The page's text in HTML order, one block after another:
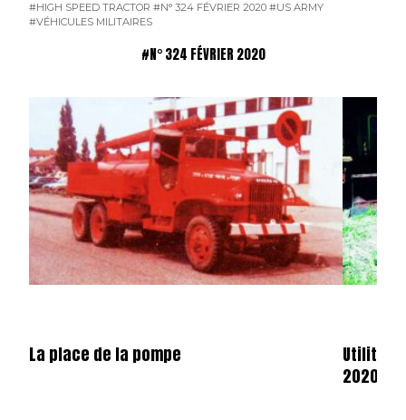
#HIGH SPEED TRACTOR #N° 324 FÉVRIER 2020 #US ARMY
#VÉHICULES MILITAIRES
#N° 324 FÉVRIER 2020
La place de la pompe
2020